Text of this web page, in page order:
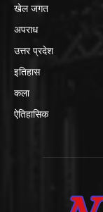
खेल जगत
अपराध
उत्तर प्रदेश
इतिहास
कला
ऐतिहासिक